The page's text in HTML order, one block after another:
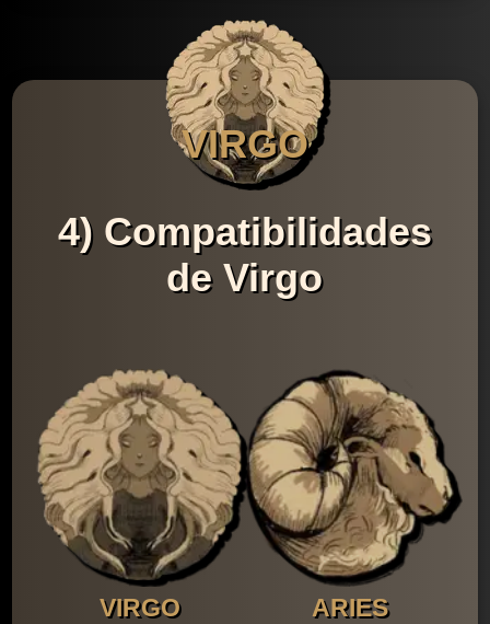
VIRGO
4) Compatibilidades
de Virgo
VIRGO ARIES